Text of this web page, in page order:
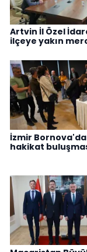
Artvin İl Özel
ilçeye yakın
İzmir
hakikat